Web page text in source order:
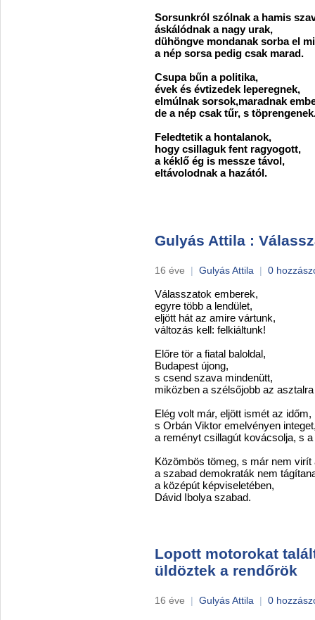
Sorsunkról szólnak a hamis
áskálódnak a nagy urak,
dühöngve mondanak sorba el
a nép sorsa pedig csak marad.
Csupa bűn a politika,
évek és évtizedek leperegnek,
elmúlnak sorsok,maradnak
de a nép csak tűr, s
Feledtetik a hontalanok,
hogy csillaguk fent ragyogott,
a kéklő ég is messze távol,
eltávolodnak a hazától.
Gulyás Attila :
16 éve | Gulyás Attila | 0
Válasszatok emberek,
egyre több a lendület,
eljött hát az amire vártunk,
változás kell: felkiáltunk!
Előre tör a fiatal baloldal,
Budapest újong,
s csend szava mindenütt,
miközben a szélsőjobb az
Elég volt már, eljött ismét az időm,
s Orbán Viktor emelvényen
a reményt csillagút kovácsolja, s
Közömbös tömeg, s már nem virít
a szabad demokraták nem
a középút képviseletében,
Dávid Ibolya szabad.
Lopott motorokat
üldöztek a rendőrök
16 éve | Gulyás Attila | 0